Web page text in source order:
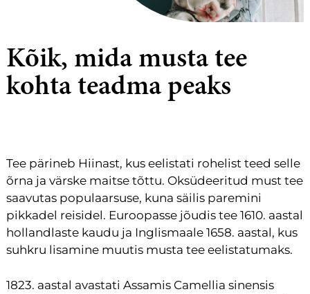
Kõik, mida musta tee
kohta teadma peaks
Tee pärineb Hiinast, kus eelistati rohelist teed selle
õrna ja värske maitse tõttu. Oksüdeeritud must tee
saavutas populaarsuse, kuna säilis paremini
pikkadel reisidel. Euroopasse jõudis tee 1610. aastal
hollandlaste kaudu ja Inglismaale 1658. aastal, kus
suhkru lisamine muutis musta tee eelistatumaks.
1823. aastal avastati Assamis Camellia sinensis